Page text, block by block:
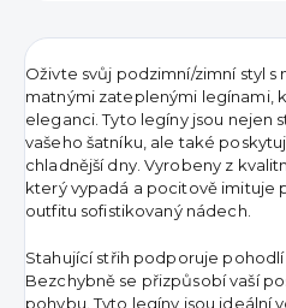
Oživte svůj podzimní/zimní styl s
matnými zateplenými legínami,
eleganci. Tyto legíny jsou nejen
vašeho šatníku, ale také
chladnější dny. Vyrobeny z
který vypadá a pocitově imituje
outfitu sofistikovaný nádech.
Stahující střih podporuje pohodlí
Bezchybně se přizpůsobí vaší
pohybu. Tyto legíny jsou ideální